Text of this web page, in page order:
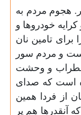
و قيمت بنزين شش برابر. هجوم مردم به
قيمت گازوئيل يک شبه 21 برابر گرانتر شده است و کرايه خودروها و
تامين نان
و مردم سور
و وحشت
است که صدای
از فردا همين
آنقدرها هم پر